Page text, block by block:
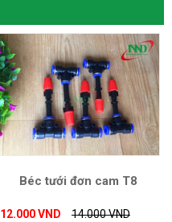
Béc tưới đơn cam T8
12.000 VND 14.000 VND